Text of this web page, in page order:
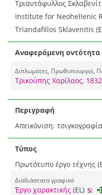
Τριαντάφυλλος
Institute for Neohellenic
Triandafillos Sklavenitis
Αναφερόμενη οντότητα
Διπλωμάτες, Πρωθυπουργοί,
Τρικούπης Χαρίλαος,
Περιγραφή
Απεικόνιση:
Τύπος
Πρωτότυπο έργο τέχνης
Δισδιάστατα γραφικά
Έργο χαρακτικής (EL)